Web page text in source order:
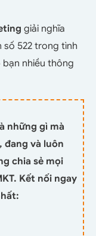
giải nghĩa
số 522 trong tình
bạn nhiều thông
những gì mà
đang và luôn
chia sẻ mọi
Kết nối ngay